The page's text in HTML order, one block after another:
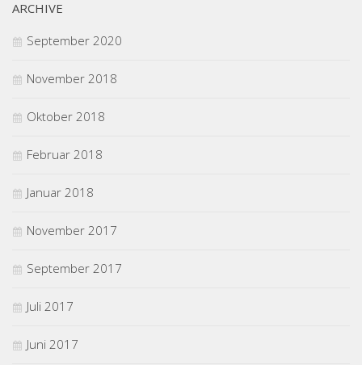
ARCHIVE
September 2020
November 2018
Oktober 2018
Februar 2018
Januar 2018
November 2017
September 2017
Juli 2017
Juni 2017